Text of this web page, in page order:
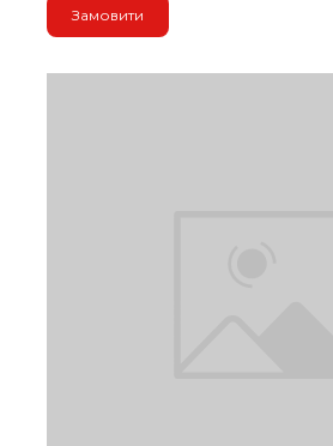
Замовити